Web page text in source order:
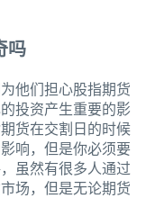
吗
他们担心股指期货
投资产生重要的影
货在交割日的时候
响，但是你必须要
虽然有很多人通过
场，但是无论期货